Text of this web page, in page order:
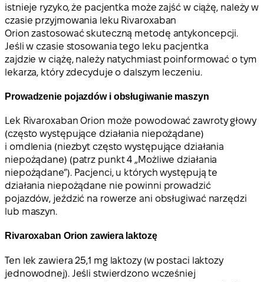
istnieje ryzyko, że pacjentka może zajść w ciążę, należy w
czasie przyjmowania leku Rivaroxaban
Orion zastosować skuteczną metodę antykoncepcji.
Jeśli w czasie stosowania tego leku pacjentka
zajdzie w ciążę, należy natychmiast poinformować o tym
lekarza, który zdecyduje o dalszym leczeniu.
Prowadzenie pojazdów i obsługiwanie maszyn
Lek Rivaroxaban Orion może powodować zawroty głowy
(często występujące działania niepożądane)
i omdlenia (niezbyt często występujące działania
niepożądane) (patrz punkt 4 „Możliwe działania
niepożądane”). Pacjenci, u których występują te
działania niepożądane nie powinni prowadzić
pojazdów, jeździć na rowerze ani obsługiwać narzędzi
lub maszyn.
Rivaroxaban Orion zawiera laktozę
Ten lek zawiera 25,1 mg laktozy (w postaci laktozy
jednowodnej). Jeśli stwierdzono wcześniej